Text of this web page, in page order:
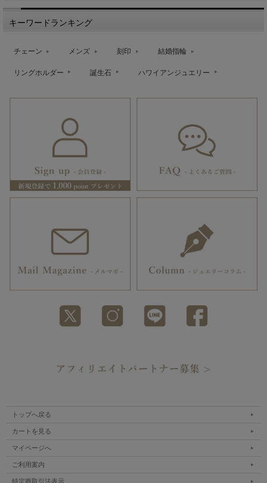
キーワードランキング
チェーン メンズ 刻印 結婚指輪
リングホルダー 誕生石 ハワイアンジュエリー
トップへ戻る
カートを見る
マイページへ
ご利用案内
特定商取引法表示